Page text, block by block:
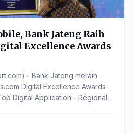
Bank Jateng Raih
Excellence Awards
- Bank Jateng meraih
Digital Excellence Awards
Digital Application - Regional